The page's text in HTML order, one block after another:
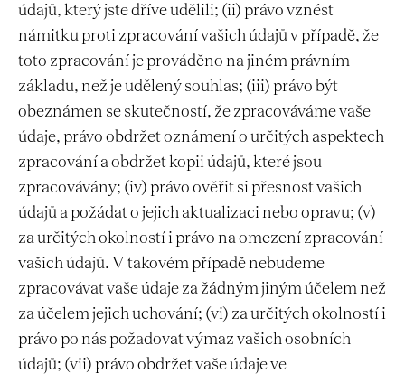
údajů, který jste dříve udělili; (ii) právo vznést
námitku proti zpracování vašich údajů v případě, že
toto zpracování je prováděno na jiném právním
základu, než je udělený souhlas; (iii) právo být
obeznámen se skutečností, že zpracováváme vaše
údaje, právo obdržet oznámení o určitých aspektech
zpracování a obdržet kopii údajů, které jsou
zpracovávány; (iv) právo ověřit si přesnost vašich
údajů a požádat o jejich aktualizaci nebo opravu; (v)
za určitých okolností i právo na omezení zpracování
vašich údajů. V takovém případě nebudeme
zpracovávat vaše údaje za žádným jiným účelem než
za účelem jejich uchování; (vi) za určitých okolností i
právo po nás požadovat výmaz vašich osobních
údajů; (vii) právo obdržet vaše údaje ve